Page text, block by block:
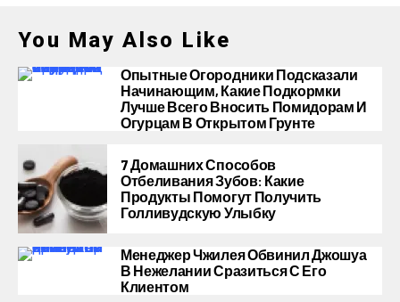
You May Also Like
Опытные Огородники Подсказали
Начинающим, Какие Подкормки
Лучше Всего Вносить Помидорам И
Огурцам В Открытом Грунте
7 Домашних Способов
Отбеливания Зубов: Какие
Продукты Помогут Получить
Голливудскую Улыбку
Менеджер Чжилея Обвинил Джошуа
В Нежелании Сразиться С Его
Клиентом